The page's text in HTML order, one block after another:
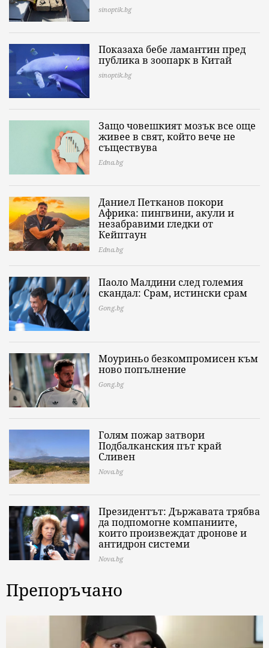
sinoptik.bg
Показаха бебе ламантин пред
публика в зоопарк в Китай
sinoptik.bg
Защо човешкият мозък все още
живее в свят, който вече не
съществува
Edna.bg
Даниел Петканов покори
Африка: пингвини, акули и
незабравими гледки от
Кейптаун
Edna.bg
Паоло Малдини след големия
скандал: Срам, истински срам
Gong.bg
Моуриньо безкомпромисен към
ново попълнение
Gong.bg
Голям пожар затвори
Подбалканския път край
Сливен
Nova.bg
Президентът: Държавата трябва
да подпомогне компаниите,
които произвеждат дронове и
антидрон системи
Nova.bg
Препоръчано